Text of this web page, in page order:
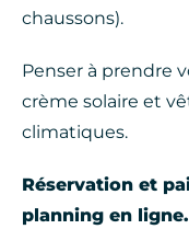
chaussons).
Penser à prendre
crème solaire et
climatiques.
Réservation et
planning en ligne.